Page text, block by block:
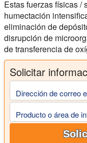
Estas fuerzas físicas /
humectación
eliminación de
disrupción de
de transferencia de
Solicitar
Dirección de correo
Producto o área de